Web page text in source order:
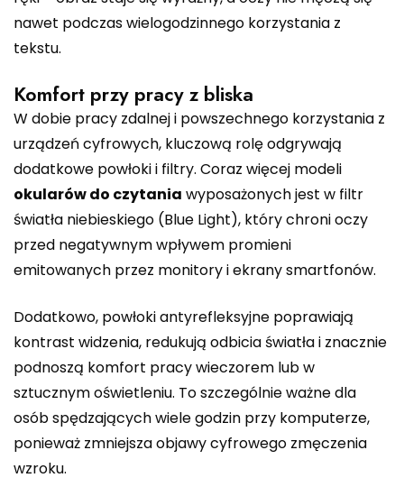
nawet podczas wielogodzinnego korzystania z
tekstu.
Komfort przy pracy z bliska
W dobie pracy zdalnej i powszechnego korzystania z
urządzeń cyfrowych, kluczową rolę odgrywają
dodatkowe powłoki i filtry. Coraz więcej modeli
okularów do czytania wyposażonych jest w filtr
światła niebieskiego (Blue Light), który chroni oczy
przed negatywnym wpływem promieni
emitowanych przez monitory i ekrany smartfonów.
Dodatkowo, powłoki antyrefleksyjne poprawiają
kontrast widzenia, redukują odbicia światła i znacznie
podnoszą komfort pracy wieczorem lub w
sztucznym oświetleniu. To szczególnie ważne dla
osób spędzających wiele godzin przy komputerze,
ponieważ zmniejsza objawy cyfrowego zmęczenia
wzroku.